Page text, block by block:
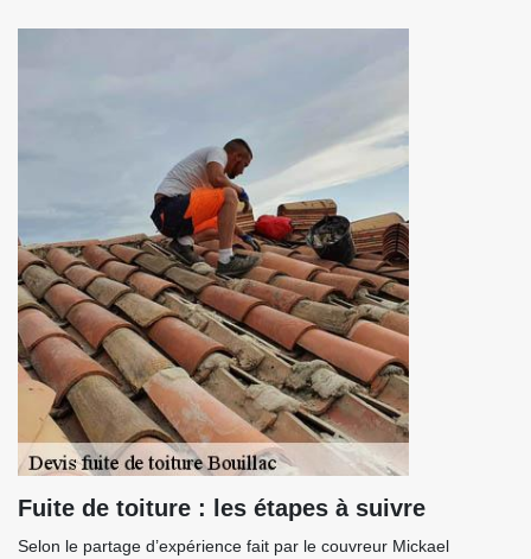
Fuite de toiture : les étapes à suivre
Selon le partage d’expérience fait par le couvreur Mickael